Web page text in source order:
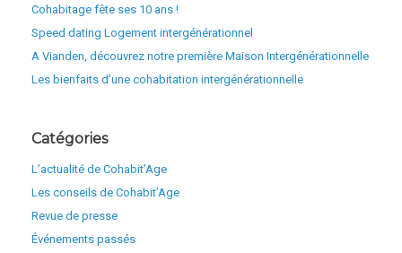
Cohabitage fête ses 10 ans !
Speed dating Logement intergénérationnel
A Vianden, découvrez notre première Maison Intergénérationnelle
Les bienfaits d’une cohabitation intergénérationnelle
Catégories
L’actualité de Cohabit’Age
Les conseils de Cohabit’Age
Revue de presse
Événements passés